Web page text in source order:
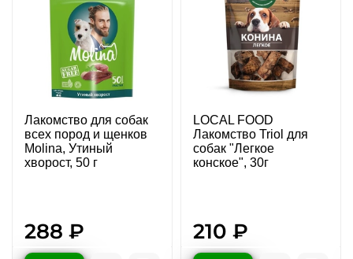
Лакомство для собак
всех пород и щенков
Molina, Утиный
хворост, 50 г
288 ₽
LOCAL FOOD
Лакомство Triol для
собак "Легкое
конское", 30г
210 ₽